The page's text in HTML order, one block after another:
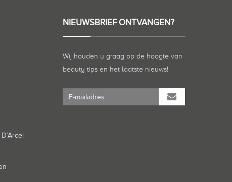
NIEUWSBRIEF ONTVANGEN?
Wij houden u graag op de hoogte van
beauty tips en het laatste nieuws!